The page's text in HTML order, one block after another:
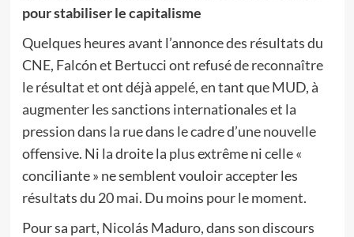
pour stabiliser le capitalisme
Quelques heures avant l’annonce des résultats du
CNE, Falcón et Bertucci ont refusé de reconnaître
le résultat et ont déjà appelé, en tant que MUD, à
augmenter les sanctions internationales et la
pression dans la rue dans le cadre d’une nouvelle
offensive. Ni la droite la plus extrême ni celle «
conciliante » ne semblent vouloir accepter les
résultats du 20 mai. Du moins pour le moment.
Pour sa part, Nicolás Maduro, dans son discours